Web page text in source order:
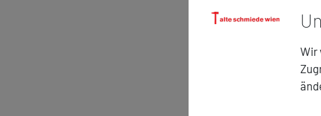
Wir